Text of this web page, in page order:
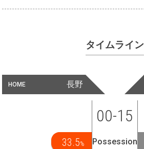
タイムライン
HOME 長野
00-15
33.5% Possession